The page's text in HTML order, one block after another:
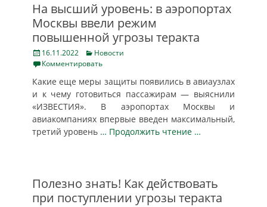
На высший уровень: в аэропортах
Москвы ввели режим
повышенной угрозы теракта
Posted
on
16.11.2022 Categories
Новости
Комментировать
Какие еще меры защиты появились в авиаузлах
и к чему готовиться пассажирам — выяснили
«ИЗВЕСТИЯ». В аэропортах Москвы и
авиакомпаниях впервые введен максимальный,
третий уровень … Продолжить чтение …
Полезно знать! Как действовать
при поступлении угрозы теракта